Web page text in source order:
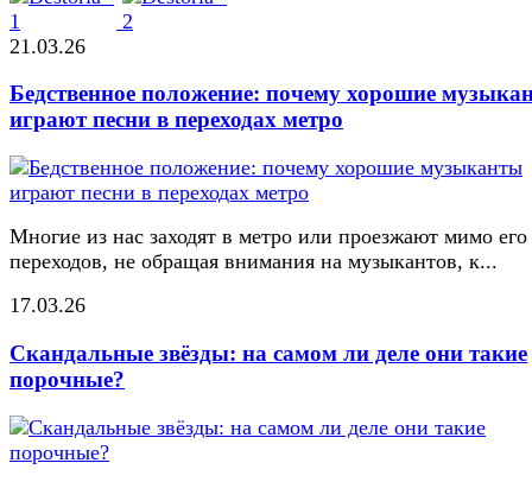
21.03.26
Бедственное положение: почему хорошие
играют песни в переходах метро
Многие из нас заходят в метро или проезжают мимо его
переходов, не обращая внимания на музыкантов, к...
17.03.26
Скандальные звёзды: на самом ли деле они такие
порочные?